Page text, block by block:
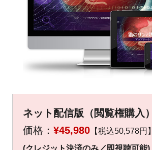
ネット配信版（閲覧権購入）
価格： ¥45,980【税込50,578円】
(クレジット決済のみ／即視聴可能)